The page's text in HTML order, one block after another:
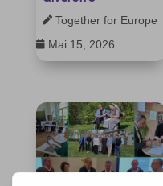
 Together for Europe
 Mai 15, 2026